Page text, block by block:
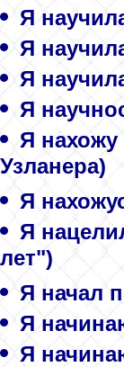
Я
Я
Я
Я
Я
Узланерa)
Я
Я
лет")
Я начал
Я
Я